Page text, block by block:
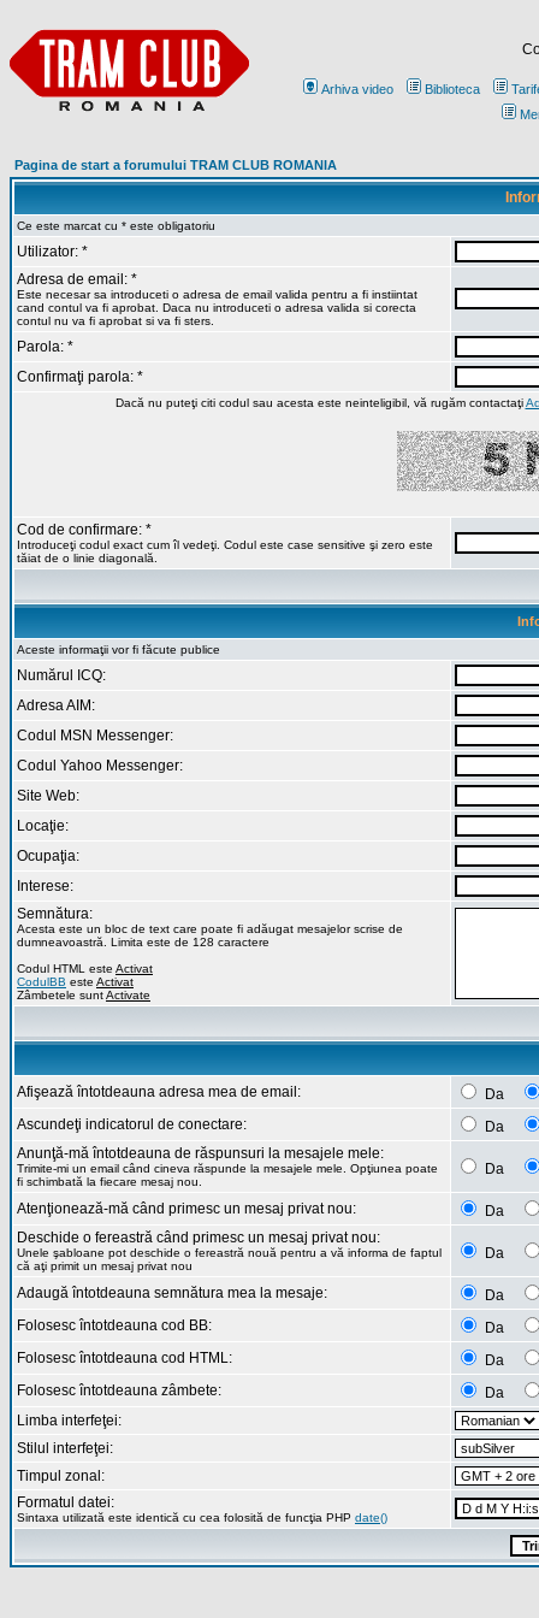
Arhiva video Biblioteca
Pagina de start a forumului TRAM CLUB ROMANIA
Ce este marcat cu * este obligatoriu
Utilizator: *
Adresa de email: *
Este necesar sa introduceti o adresa de email valida pentru a fi instiintat
cand contul va fi aprobat. Daca nu introduceti o adresa valida si corecta
contul nu va fi aprobat si va fi sters.
Parola: *
Confirmaţi parola: *
Dacă nu puteţi citi codul sau acesta este neinteligibil, vă rugăm contactaţi
Cod de confirmare: *
Introduceţi codul exact cum îl vedeţi. Codul este case sensitive şi zero este
tăiat de o linie diagonală.
Aceste informaţii vor fi făcute publice
Numărul ICQ:
Adresa AIM:
Codul MSN Messenger:
Codul Yahoo Messenger:
Site Web:
Locaţie:
Ocupaţia:
Interese:
Semnătura:
Acesta este un bloc de text care poate fi adăugat mesajelor scrise de
dumneavoastră. Limita este de 128 caractere
Codul HTML este Activat
CodulBB este Activat
Zâmbetele suntActivate
Afişează întotdeauna adresa mea de email:
Da
Ascundeţi indicatorul de conectare:
Da
Anunţă-mă întotdeauna de răspunsuri la mesajele mele:
Trimite-mi un email când cineva răspunde la mesajele mele. Opţiunea poate
fi schimbată la fiecare mesaj nou.
Da
Atenţionează-mă când primesc un mesaj privat nou:
Da
Deschide o fereastră când primesc un mesaj privat nou:
Unele şabloane pot deschide o fereastră nouă pentru a vă informa de faptul
că aţi primit un mesaj privat nou
Da
Adaugă întotdeauna semnătura mea la mesaje:
Da
Folosesc întotdeauna cod BB:
Da
Folosesc întotdeauna cod HTML:
Da
Folosesc întotdeauna zâmbete:
Da
Limba interfeţei:
Stilul interfeţei:
Timpul zonal:
Formatul datei:
Sintaxa utilizată este identică cu cea folosită de funcţia PHP date()